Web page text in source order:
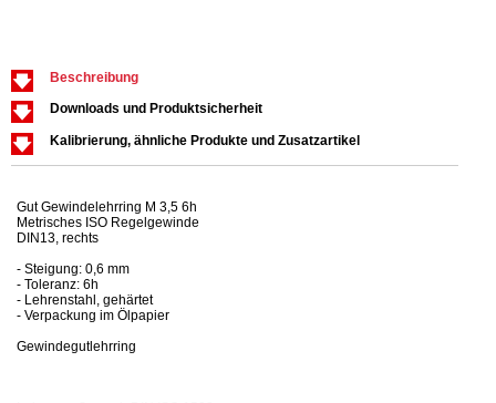
Beschreibung
Downloads und Produktsicherheit
Kalibrierung, ähnliche Produkte und Zusatzartikel
Gut Gewindelehrring M 3,5 6h
Metrisches ISO Regelgewinde
DIN13, rechts
- Steigung: 0,6 mm
- Toleranz: 6h
- Lehrenstahl, gehärtet
- Verpackung im Ölpapier
Gewindegutlehrring